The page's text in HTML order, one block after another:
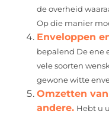
de overheid
Op die manier
Enveloppen
bepalend De ene
vele soorten
gewone witte
Omzetten
andere. Hebt u